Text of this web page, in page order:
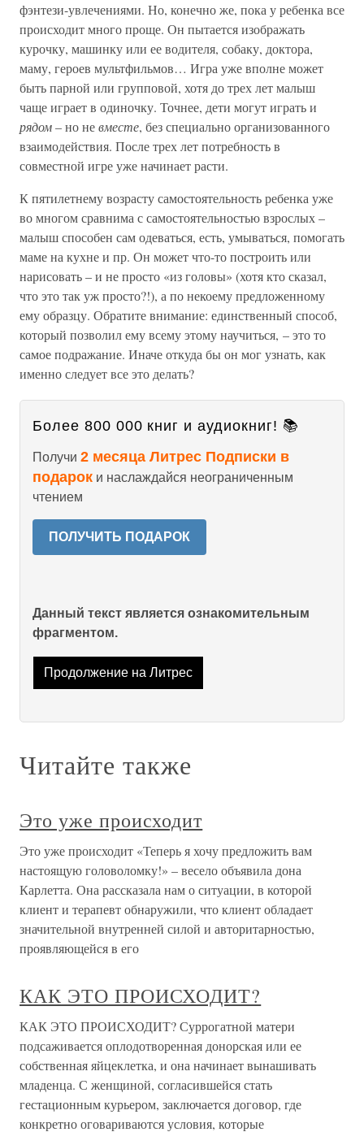
фэнтези-увлечениями. Но, конечно же, пока у ребенка все
происходит много проще. Он пытается изображать
курочку, машинку или ее водителя, собаку, доктора,
маму, героев мультфильмов… Игра уже вполне может
быть парной или групповой, хотя до трех лет малыш
чаще играет в одиночку. Точнее, дети могут играть и
рядом– но невместе, без специально организованного
взаимодействия. После трех лет потребность в
совместной игре уже начинает расти.
К пятилетнему возрасту самостоятельность ребенка уже
во многом сравнима с самостоятельностью взрослых –
малыш способен сам одеваться, есть, умываться, помогать
маме на кухне и пр. Он может что-то построить или
нарисовать – и не просто «из головы» (хотя кто сказал,
что это так уж просто?!), а по некоему предложенному
ему образцу. Обратите внимание: единственный способ,
который позволил ему всему этому научиться, – это то
самое подражание. Иначе откуда бы он мог узнать, как
именно следует все это делать?
Более 800 000 книг и аудиокниг! 📚
Получи 2 месяца Литрес Подписки в
подарок и наслаждайся неограниченным
чтением
ПОЛУЧИТЬ ПОДАРОК
Данный текст является ознакомительным
фрагментом.
Продолжение на Литрес
Читайте также
Это уже происходит
Это уже происходит «Теперь я хочу предложить вам
настоящую головоломку!» – весело объявила дона
Карлетта. Она рассказала нам о ситуации, в которой
клиент и терапевт обнаружили, что клиент обладает
значительной внутренней силой и авторитарностью,
проявляющейся в его
КАК ЭТО ПРОИСХОДИТ?
КАК ЭТО ПРОИСХОДИТ? Суррогатной матери
подсаживается оплодотворенная донорская или ее
собственная яйцеклетка, и она начинает вынашивать
младенца. С женщиной, согласившейся стать
гестационным курьером, заключается договор, где
конкретно оговариваются условия, которые